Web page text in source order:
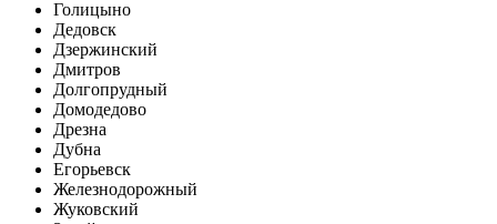
Голицыно
Дедовск
Дзержинский
Дмитров
Долгопрудный
Домодедово
Дрезна
Дубна
Егорьевск
Железнодорожный
Жуковский